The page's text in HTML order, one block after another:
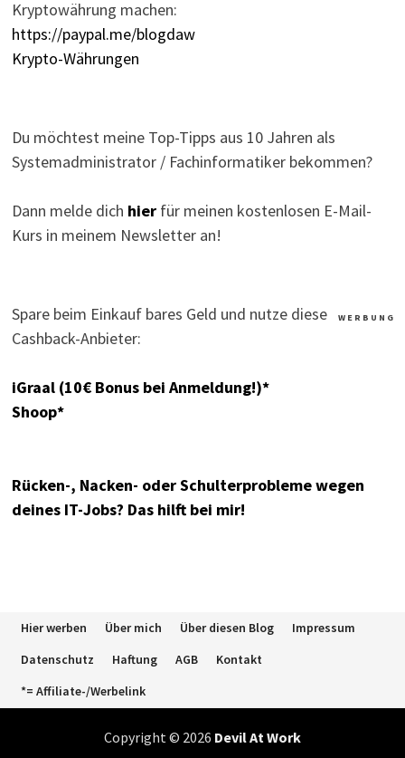
Kryptowährung machen:
https://paypal.me/blogdaw
Krypto-Währungen
Du möchtest meine Top-Tipps aus 10 Jahren als
Systemadministrator / Fachinformatiker bekommen?
Dann melde dich hierfür meinen kostenlosen E-Mail-
Kurs in meinem Newsletter an!
W E R B U N G
Spare beim Einkauf bares Geld und nutze diese
Cashback-Anbieter:
iGraal (10€ Bonus bei Anmeldung!)*
Shoop*
Rücken-, Nacken- oder Schulterprobleme wegen
deines IT-Jobs? Das hilft bei mir!
Hier werben Über mich Über diesen Blog
Impressum
Datenschutz
Haftung AGB
Kontakt
*= Affiliate-/Werbelink
Copyright © 2026 Devil At Work